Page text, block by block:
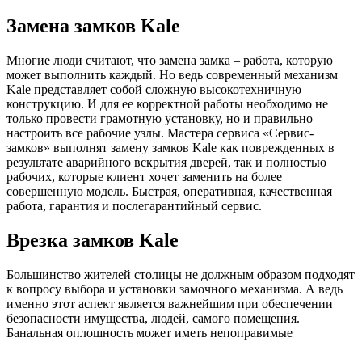
Замена замков Kale
Многие люди считают, что замена замка – работа, которую
может выполнить каждый. Но ведь современный механизм
Kale представляет собой сложную высокотехничную
конструкцию. И для ее корректной работы необходимо не
только провести грамотную установку, но и правильно
настроить все рабочие узлы. Мастера сервиса «Сервис-
замков» выполнят замену замков Kale как поврежденных в
результате аварийного вскрытия дверей, так и полностью
рабочих, которые клиент хочет заменить на более
совершенную модель. Быстрая, оперативная, качественная
работа, гарантия и послегарантийный сервис.
Врезка замков Kale
Большинство жителей столицы не должным образом подходят
к вопросу выбора и установки замочного механизма. А ведь
именно этот аспект является важнейшим при обеспечении
безопасности имущества, людей, самого помещения.
Банальная оплошность может иметь непоправимые